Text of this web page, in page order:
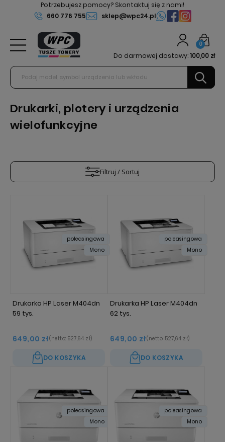
Potrzebujesz pomocy? Skontaktuj się z nami!
660 776 755
sklep@wpc24.pl
0
Do darmowej dostawy:100,00 zł
Drukarki, plotery i urządzenia
wielofunkcyjne
Filtruj / Sortuj
Drukarka HP Laser M404dn
59 tys.
649,00 zł(netto: 527,64 zł)
DO KOSZYKA
poleasingowa
Mono
Drukarka HP Laser M404dn
62 tys.
649,00 zł(netto: 527,64 zł)
DO KOSZYKA
poleasingowa
Mono
poleasingowa
Mono
poleasingowa
Mono